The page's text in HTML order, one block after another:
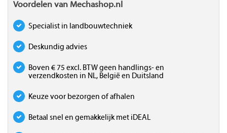
Voordelen van Mechashop.nl
Specialist in landbouwtechniek
Deskundig advies
Boven € 75 excl. BTW geen handlings- en
verzendkosten in NL, België en Duitsland
Keuze voor bezorgen of afhalen
Betaal snel en gemakkelijk met iDEAL